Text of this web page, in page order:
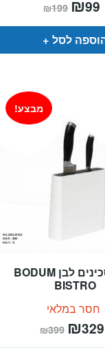
₪199 המקורי
היה:
₪199.
₪99
לסל
בלוק סכינים לבן BODUM
BISTRO
חסר במלאי
מבצע!
₪399 המחיר
המקורי
₪329